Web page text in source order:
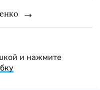
и нажмите